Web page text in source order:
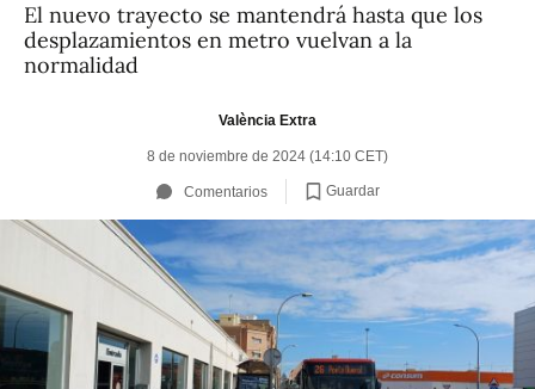
El nuevo trayecto se mantendrá hasta que los
desplazamientos en metro vuelvan a la
normalidad
València Extra
8 de noviembre de 2024 (14:10 CET)
Comentarios Guardar